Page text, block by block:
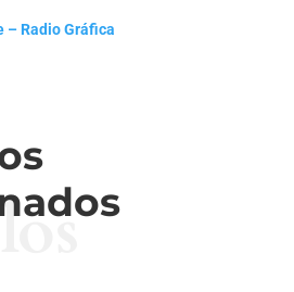
– Radio Gráfica